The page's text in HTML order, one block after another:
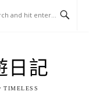
日記
TIMELESS